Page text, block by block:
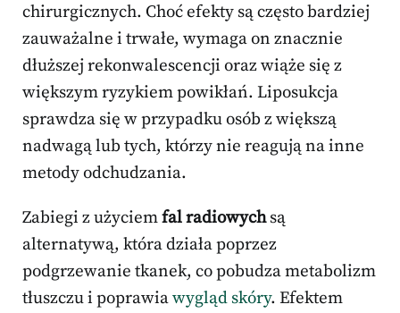
chirurgicznych. Choć efekty są często bardziej
zauważalne i trwałe, wymaga on znacznie
dłuższej rekonwalescencji oraz wiąże się z
większym ryzykiem powikłań. Liposukcja
sprawdza się w przypadku osób z większą
nadwagą lub tych, którzy nie reagują na inne
metody odchudzania.
Zabiegi z użyciemfal radiowychsą
alternatywą, która działa poprzez
podgrzewanie tkanek, co pobudza metabolizm
tłuszczu i poprawiawygląd skóry. Efektem